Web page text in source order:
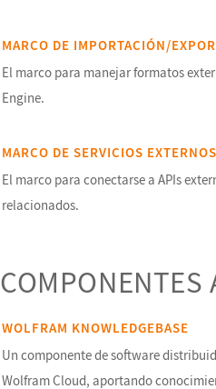
MARCO DE IMPORTACIÓN/
El marco para manejar formatos
Engine.
MARCO DE SERVICIOS EXTERNOS
El marco para conectarse a APIs
relacionados.
COMPONENTES
WOLFRAM KNOWLEDGEBASE
Un componente de software
Wolfram Cloud, aportando